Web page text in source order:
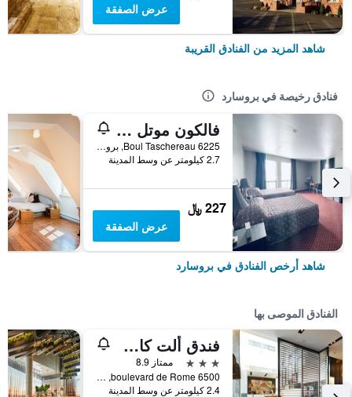
عرض الصفقة
شاهد المزيد من الفنادق القريبة
فنادق رخيصة في بروسارد
فالكون موتل بروسارد
6225 Boul Taschereau, بروسارد, QC, كندا
2.7 كيلومتر عن وسط المدينة
227 ﷼
عرض الصفقة
شاهد أرخص الفنادق في بروسارد
الفنادق الموصى بها
فندق ألت كارتيير دي أي أكس30
3 نجوم
ممتاز 8.9
6500 boulevard de Rome, بروسارد, QC, كندا
2.4 كيلومتر عن وسط المدينة